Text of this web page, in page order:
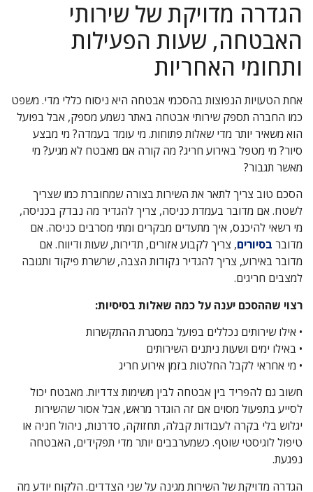
הגדרה מדויקת של שירותי
האבטחה, שעות הפעילות
ותחומי האחריות
אחת הטעויות הנפוצות בהסכמי אבטחה היא ניסוח כללי מדי. משפט
כמו החברה תספק שירותי אבטחה באתר נשמע מספק, אבל בפועל
הוא משאיר יותר מדי שאלות פתוחות. מי עומד בעמדה? מי מבצע
סיור? מי מטפל באירוע חריג? מה קורה אם מאבטח לא מגיע? מי
מאשר תגבור?
הסכם טוב צריך לתאר את השירות בצורה שמחוברת כמו שצריך
לשטח. אם מדובר בעמדת כניסה, צריך להגדיר מה נבדק בכניסה,
מי רשאי להיכנס, איך מתעדים מבקרים ומתי מסרבים כניסה. אם
מדובר בסיורים, צריך לקבוע אזורים, תדירות, שעות ודיווח. אם
מדובר באירוע, צריך להגדיר נקודות הצבה, שרשרת פיקוד ותגובה
למצבים חריגים.
רצוי שההסכם יענה על כמה שאלות בסיסיות:
• אילו שירותים נכללים בפועל במסגרת ההתקשרות
• באילו ימים ושעות ניתנים השירותים
• מי אחראי לקבל החלטות בזמן אירוע חריג
חשוב גם להפריד בין אבטחה לבין משימות צדדיות. מאבטח יכול
לסייע בתפעול מסוים אם זה הוגדר מראש, אבל אסור שהשירות
יגלוש בלי בקרה לעבודות קבלה, תחזוקה, סדרנות, ניהול חניה או
טיפול לוגיסטי שוטף. כשמערבבים יותר מדי תפקידים, האבטחה
נפגעת.
הגדרה מדויקת של השירות מגינה על שני הצדדים. הלקוח יודע מה